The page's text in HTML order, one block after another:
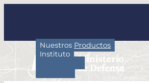
Nuestros Productos
Instituto